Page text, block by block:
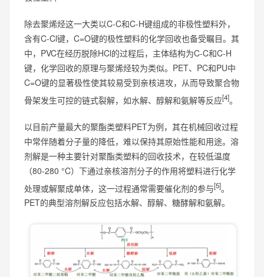
除去聚烯烃这一大类以C-C和C-H键组成的非极性塑料外，
含有C-Cl键，C=O键的极性塑料的化学回收也备受瞩目。其
中，PVC在经历脱除HCl的过程后，主体结构为C-C和C-H
键，化学回收的原理与聚烯烃较为类似。PET、PC和PU中
C=O键的显著极性使其较易受到亲核进攻，从而导致聚合物
骨架发生可控的链式裂解，如水解、醇解和氨解等反应[4]。
以目前产量最大的聚酯类塑料PET为例，其在机械回收过程
中常伴随着分子量的降低，难以保持其原始性能和用途。溶
剂解是一种主要针对聚酯类塑料的回收技术，在较低温度
（80-280 °C）下通过亲核溶剂分子的作用将塑料进行化学
处理或解聚成单体，这一过程通常需要催化剂的参与[5]。
PET的典型溶剂解反应包括水解、醇解、糖酵解和氨解。